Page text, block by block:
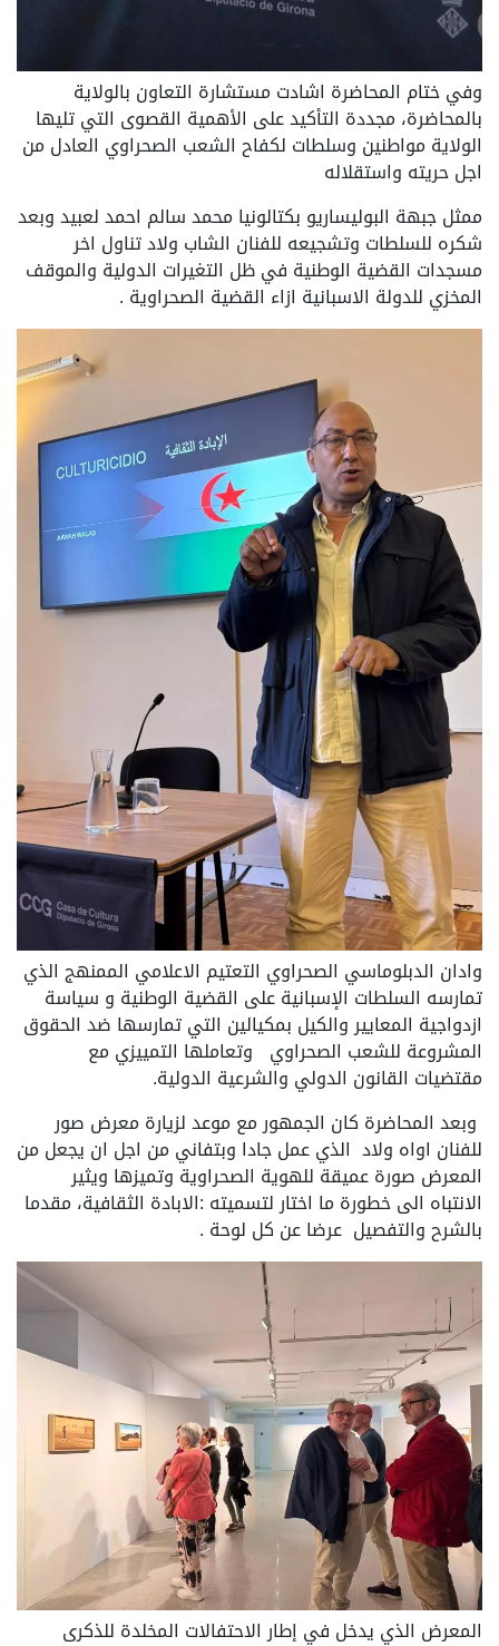
وفي ختام المحاضرة اشادت مستشارة التعاون بالولاية
بالمحاضرة، مجددة التأكيد على الأهمية القصوى التي تليها
الولاية مواطنين وسلطات لكفاح الشعب الصحراوي العادل من
اجل حريته واستقلاله
ممثل جبهة البوليساريو بكتالونيا محمد سالم احمد لعبيد وبعد
شكره للسلطات وتشجيعه للفنان الشاب ولاد تناول اخر
مسجدات القضية الوطنية في ظل التغيرات الدولية والموقف
المخزي للدولة الاسبانية ازاء القضية الصحراوية .
وادان الدبلوماسي الصحراوي التعتيم الاعلامي الممنهج الذي
تمارسه السلطات الإسبانية على القضية الوطنية و سياسة
ازدواجية المعايير والكيل بمكيالين التي تمارسها ضد الحقوق
المشروعة للشعب الصحراوي وتعاملها التمييزي مع
مقتضيات القانون الدولي والشرعية الدولية.
وبعد المحاضرة كان الجمهور مع موعد لزيارة معرض صور
للفنان اواه ولاد الذي عمل جادا وبتفاني من اجل ان يجعل من
المعرض صورة عميقة للهوية الصحراوية وتميزها ويثير
الانتباه الى خطورة ما اختار لتسميته :الابادة الثقافية، مقدما
بالشرح والتفصيل عرضا عن كل لوحة .
المعرض الذي يدخل في إطار الاحتفالات المخلدة للذكرى